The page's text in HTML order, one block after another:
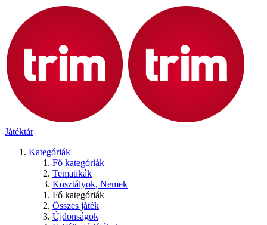
Játéktár
Kategóriák
Fő kategóriák
Tematikák
Kosztályok, Nemek
Fő kategóriák
Összes játék
Újdonságok